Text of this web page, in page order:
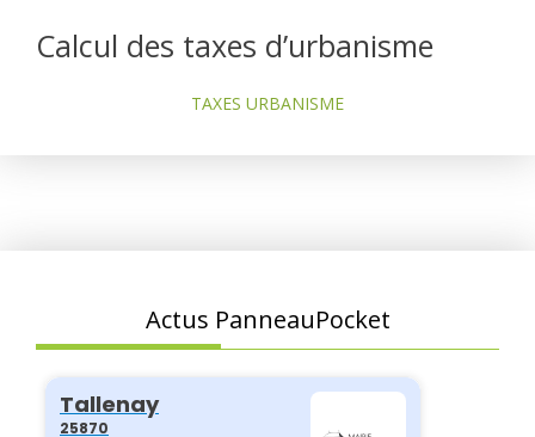
Calcul des taxes d’urbanisme
TAXES URBANISME
Actus PanneauPocket